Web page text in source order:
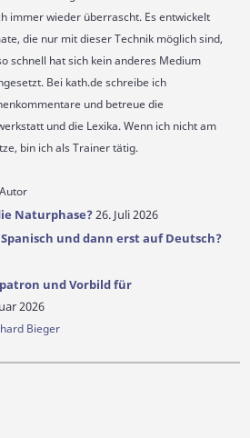
immer wieder überrascht. Es entwickelt
die nur mit dieser Technik möglich sind,
schnell hat sich kein anderes Medium
Bei kath.de schreibe ich
und betreue die
und die Lexika. Wenn ich nicht am
bin ich als Trainer tätig.
Naturphase?26. Juli 2026
und dann erst auf Deutsch?
und Vorbild für
2026
Bieger